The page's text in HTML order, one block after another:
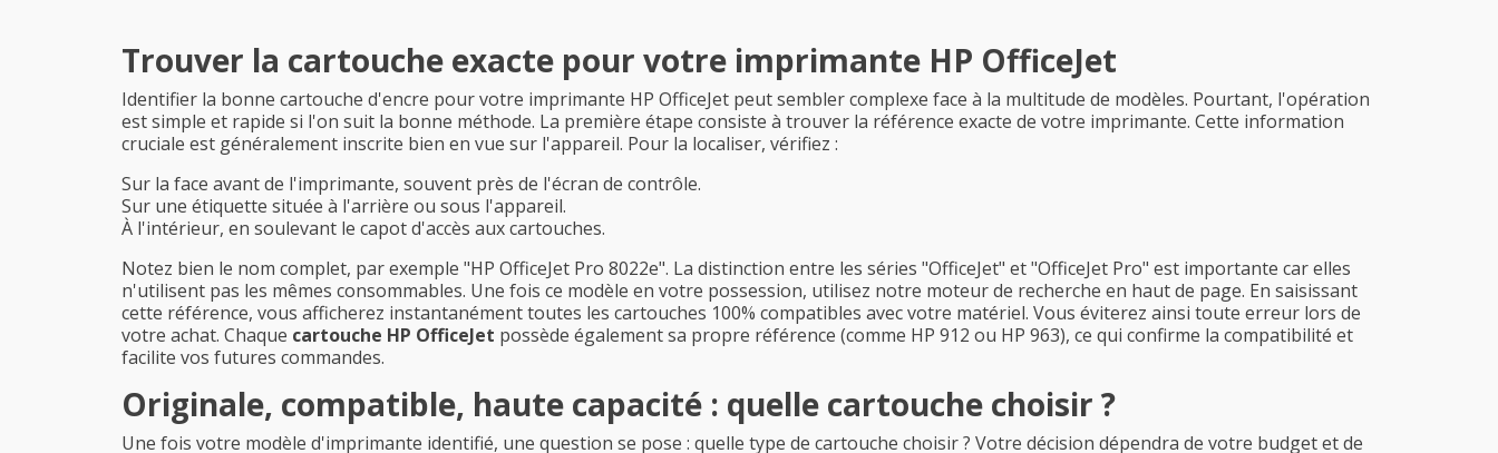
Trouver la cartouche exacte pour votre imprimante HP OfficeJet
Identifier la bonne cartouche d'encre pour votre imprimante HP OfficeJet peut sembler complexe face à la multitude de modèles. Pourtant, l'opération
est simple et rapide si l'on suit la bonne méthode. La première étape consiste à trouver la référence exacte de votre imprimante. Cette information
cruciale est généralement inscrite bien en vue sur l'appareil. Pour la localiser, vérifiez :
Sur la face avant de l'imprimante, souvent près de l'écran de contrôle.
Sur une étiquette située à l'arrière ou sous l'appareil.
À l'intérieur, en soulevant le capot d'accès aux cartouches.
Notez bien le nom complet, par exemple "HP OfficeJet Pro 8022e". La distinction entre les séries "OfficeJet" et "OfficeJet Pro" est importante car elles
n'utilisent pas les mêmes consommables. Une fois ce modèle en votre possession, utilisez notre moteur de recherche en haut de page. En saisissant
cette référence, vous afficherez instantanément toutes les cartouches 100% compatibles avec votre matériel. Vous éviterez ainsi toute erreur lors de
votre achat. Chaque cartouche HP OfficeJet possède également sa propre référence (comme HP 912 ou HP 963), ce qui confirme la compatibilité et
facilite vos futures commandes.
Originale, compatible, haute capacité : quelle cartouche choisir ?
Une fois votre modèle d'imprimante identifié, une question se pose : quelle type de cartouche choisir ? Votre décision dépendra de votre budget et de